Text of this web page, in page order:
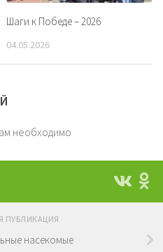
Шаги к Победе – 2026
04.05.2026
необходимо
ПУБЛИКАЦИЯ
насекомые